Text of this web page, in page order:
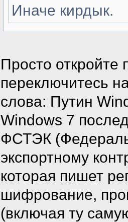
Иначе кирдык.
Просто
переключитесь
слова: Путин
Windows 7
ФСТЭК
экспортному
которая пишет
шифрование,
(включая ту